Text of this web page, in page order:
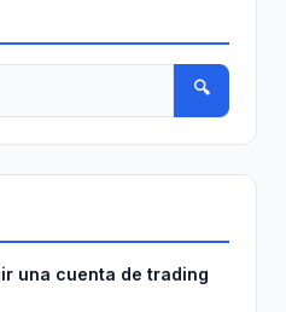
🔍
una cuenta de trading